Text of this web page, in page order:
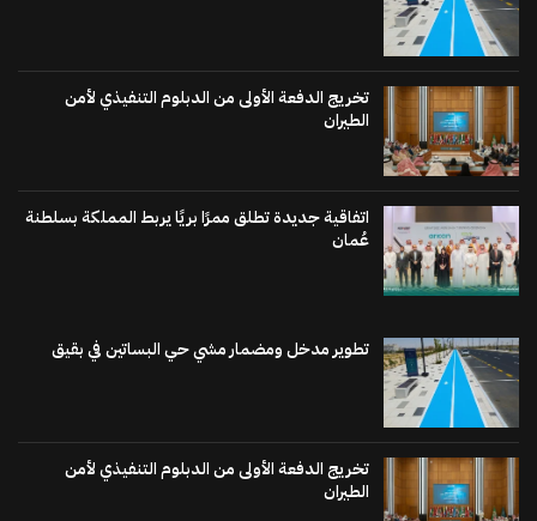
تخريج الدفعة الأولى من الدبلوم التنفيذي لأمن
الطيران
اتفاقية جديدة تطلق ممرًا بريًا يربط المملكة بسلطنة
عُمان
تطوير مدخل ومضمار مشي حي البساتين في بقيق
تخريج الدفعة الأولى من الدبلوم التنفيذي لأمن
الطيران